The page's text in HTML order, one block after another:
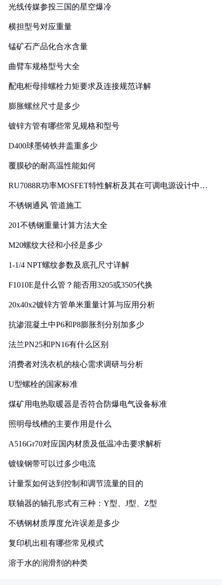
光线传媒参投三国的星空爆冷
横担型号对应重量
锰矿石产品化合水含量
曲臂车规格型号大全
配电柜母排螺栓力矩要求及连接规范详解
膨胀螺丝尺寸是多少
镀锌方管有哪些常见规格和型号
D400球墨铸铁井盖重多少
覆膜砂的耐高温性能如何
RU7088R功率MOSFET特性解析及其在可调电源设计中的
不锈钢通风 管道施工
201不锈钢重量计算方法大全
M20螺纹大径和小径是多少
1-1/4 NPT螺纹参数及底孔尺寸详解
F1010E是什么管？能否用3205或3505代换
20x40x2镀锌方管单米重量计算与应用分析
抗渗混凝土中P6和P8膨胀剂分别加多少
法兰PN25和PN16有什么区别
消费者对洗衣机的核心需求调研与分析
U型螺栓的国家标准
煤矿用电热取暖器是否符合防爆电气设备标准
照明母线槽的主要作用是什么
A516Gr70对应国内材质及低温冲击要求解析
镀镍钢带可以过多少电流
计量泵如何达到控制和调节流量的目的
联轴器的轴孔形式有三种：Y型、J型、Z型
不锈钢材质厚度允许误差是多少
复印机出租有哪些常见模式
溶于水的润滑剂的种类